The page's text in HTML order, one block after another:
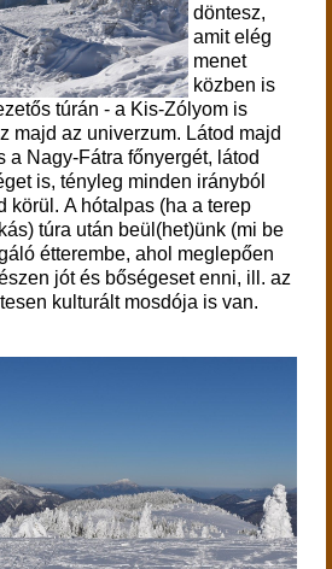
döntesz,
amit elég
menet
közben is
túrán - a Kis-Zólyom is
majd az univerzum. Látod majd
a Nagy-Fátra főnyergét, látod
is, tényleg minden irányból
körül. A hótalpas (ha a terep
túra után beül(het)ünk (mi be
étterembe, ahol meglepően
jót és bőségeset enni, ill. az
kulturált mosdója is van.